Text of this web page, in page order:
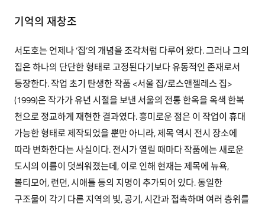
기억의 재창조
서도호는 언제나 ‘집’의 개념을 조각처럼 다루어 왔다. 그러나 그의
집은 하나의 단단한 형태로 고정된다기보다 유동적인 존재로서
등장한다. 작업 초기 탄생한 작품 <서울 집/로스앤젤레스 집>
(1999)은 작가가 유년 시절을 보낸 서울의 전통 한옥을 옥색 한복
천으로 정교하게 재현한 결과였다. 흥미로운 점은 이 작업이 휴대
가능한 형태로 제작되었을 뿐만 아니라, 제목 역시 전시 장소에
따라 변화한다는 사실이다. 전시가 열릴 때마다 작품에는 새로운
도시의 이름이 덧씌워졌는데, 이로 인해 현재는 제목에 뉴욕,
볼티모어, 런던, 시애틀 등의 지명이 추가되어 있다. 동일한
구조물이 각기 다른 지역의 빛, 공기, 시간과 접촉하며 여러 층위를